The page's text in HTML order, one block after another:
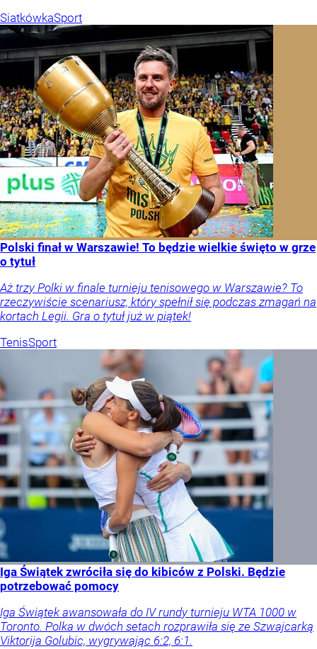
SiatkówkaSport
Polski finał w Warszawie! To będzie wielkie święto w grze
o tytuł
Aż trzy Polki w finale turnieju tenisowego w Warszawie? To
rzeczywiście scenariusz, który spełnił się podczas zmagań na
kortach Legii. Gra o tytuł już w piątek!
TenisSport
Iga Świątek zwróciła się do kibiców z Polski. Będzie
potrzebować pomocy
Iga Świątek awansowała do IV rundy turnieju WTA 1000 w
Toronto. Polka w dwóch setach rozprawiła się ze Szwajcarką
Viktorija Golubic, wygrywając 6:2, 6:1.